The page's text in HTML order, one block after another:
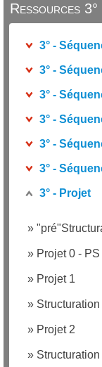
Ressources 3°
3° -
3° -
3° -
3° -
3° -
3° -
3° - Projet
»
» Projet 0 - PS
» Projet 1
» Structuration
» Projet 2
» Structuration